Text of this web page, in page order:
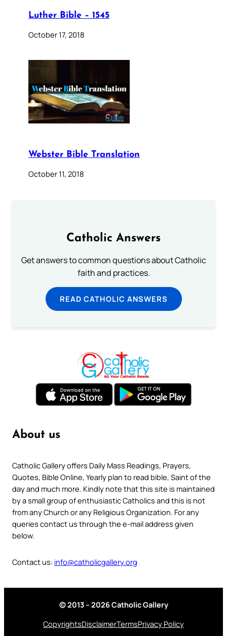
Luther Bible – 1545
October 17, 2018
Webster Bible Translation
October 11, 2018
Catholic Answers
Get answers to common questions about Catholic
faith and practices.
READ CATHOLIC ANSWERS
About us
Catholic Gallery offers Daily Mass Readings, Prayers,
Quotes, Bible Online, Yearly plan to read bible, Saint of the
day and much more. Kindly note that this site is maintained
by a small group of enthusiastic Catholics and this is not
from any Church or any Religious Organization. For any
queries contact us through the e-mail address given
below.
Contact us: info@catholicgallery.org
© 2013 – 2026 Catholic Gallery
CopyrightsDisclaimerTermsPrivacy Policy